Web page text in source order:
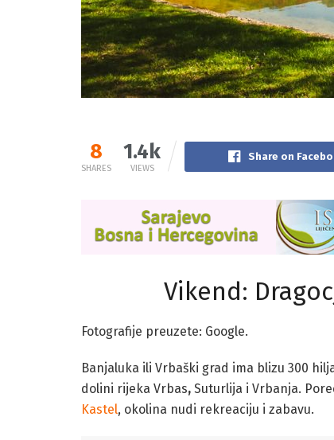
8
SHARES
1.4k
VIEWS
Share on
Vikend:
Fotografije preuzete: Google.
Banjaluka ili Vrbaški grad ima blizu 300
dolini rijeka Vrbas, Suturlija i Vrbanja.
Kastel, okolina nudi rekreaciju i zabavu.